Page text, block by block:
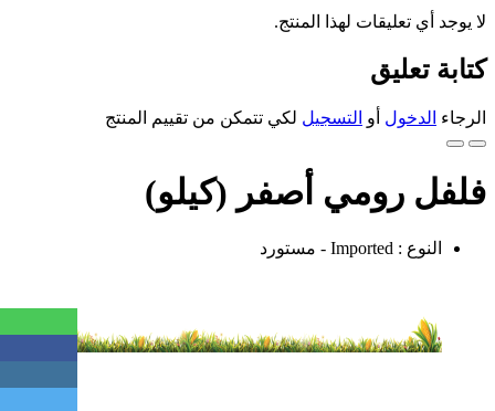
لا يوجد أي تعليقات لهذا المنتج.
كتابة تعليق
الرجاء الدخول أو التسجيل لكي تتمكن من تقييم المنتج
فلفل رومي أصفر (كيلو)
النوع : Imported - مستورد